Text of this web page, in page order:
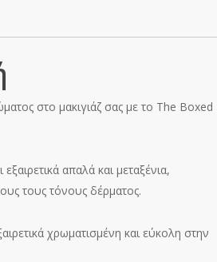
στο μακιγιάζ σας με το The Boxed
απαλά και μεταξένια,
τους τόνους δέρματος.
χρωματισμένη και εύκολη στην